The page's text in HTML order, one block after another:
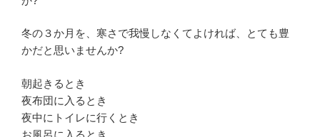
冬の３か月を、寒さで我慢しなくてよければ、とても豊
かだと思いませんか?
朝起きるとき
夜布団に入るとき
夜中にトイレに行くとき
お風呂に入るとき